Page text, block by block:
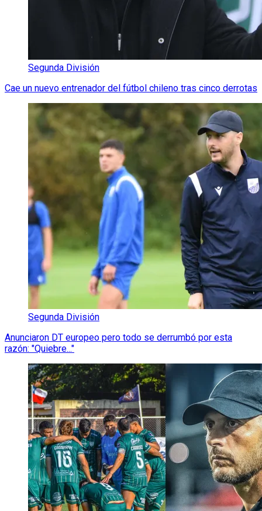
Segunda División
Cae un nuevo entrenador del fútbol chileno tras cinco derrotas
Segunda División
Anunciaron DT europeo pero todo se derrumbó por esta
razón: "Quiebre..."